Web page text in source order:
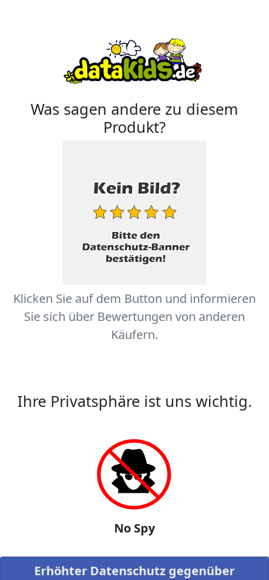
Was sagen andere zu diesem
Produkt?
Klicken Sie auf dem Button und informieren
Sie sich über Bewertungen von anderen
Käufern.
Ihre Privatsphäre ist uns wichtig.
No Spy
Erhöhter Datenschutz gegenüber